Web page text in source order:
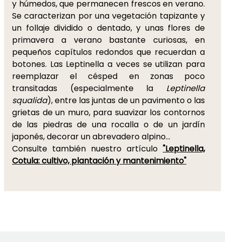
y húmedos, que permanecen frescos en verano.
Se caracterizan por una vegetación tapizante y
un follaje dividido o dentado, y unas flores de
primavera a verano bastante curiosas, en
pequeños capítulos redondos que recuerdan a
botones. Las Leptinella a veces se utilizan para
reemplazar el césped en zonas poco
transitadas (especialmente la Leptinella
squalida), entre las juntas de un pavimento o las
grietas de un muro, para suavizar los contornos
de las piedras de una rocalla o de un jardín
japonés, decorar un abrevadero alpino...
Consulte también nuestro artículo "Leptinella,
Cotula: cultivo, plantación y mantenimiento"